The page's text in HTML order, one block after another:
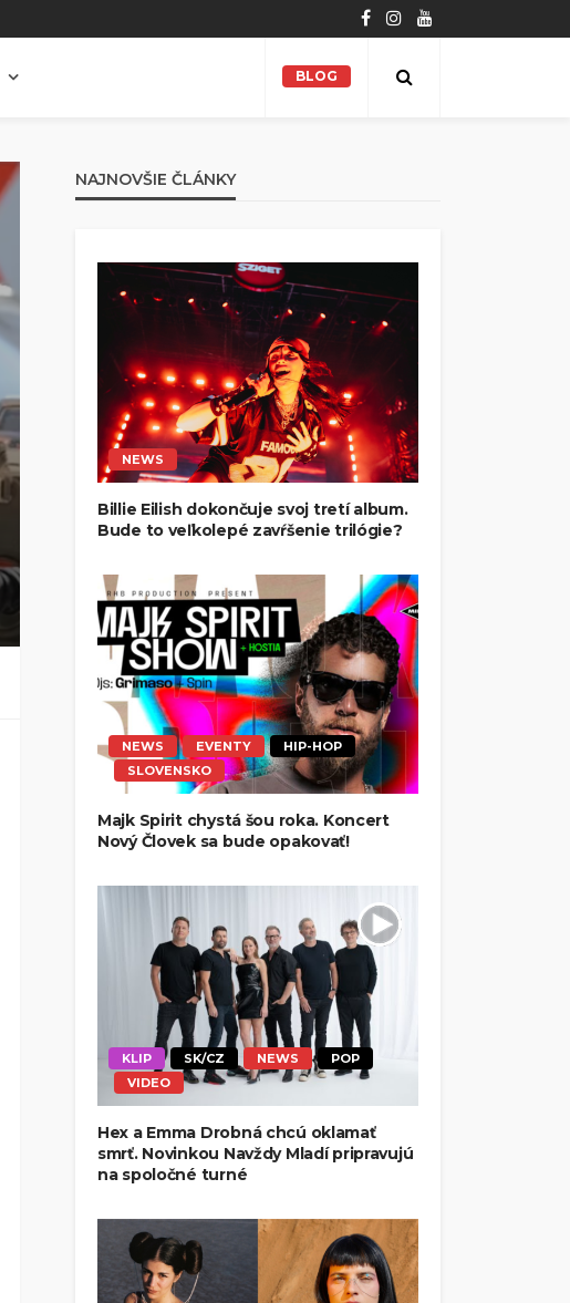
BLOG
NAJNOVŠIE ČLÁNKY
NEWS
Billie Eilish dokončuje svoj tretí album.
Bude to veľkolepé zavŕšenie trilógie?
NEWS EVENTY
HIP-HOP
SLOVENSKO
Majk Spirit chystá šou roka. Koncert
Nový Človek sa bude opakovať!
KLIP SK/CZ NEWS
POP
VIDEO
Hex a Emma Drobná chcú oklamať
smrť. Novinkou Navždy Mladí pripravujú
na spoločné turné